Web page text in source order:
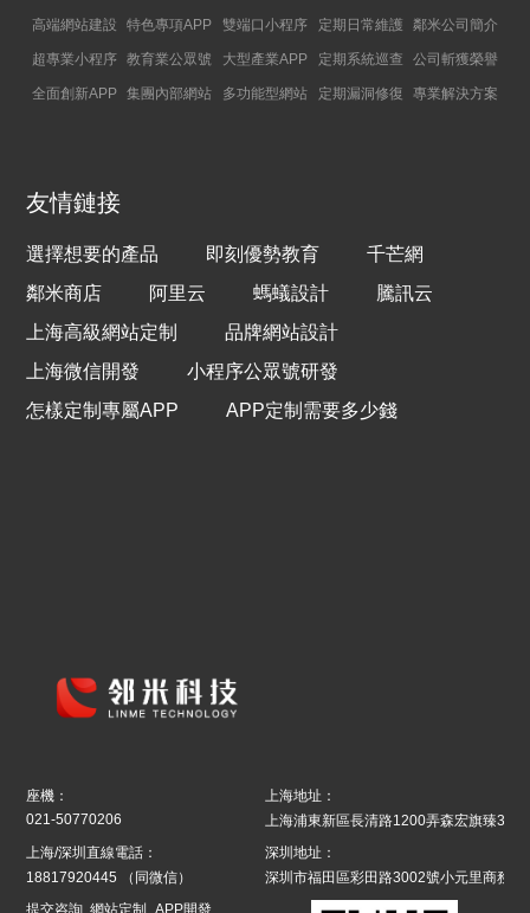
高端網站建設
超專業小程序
全面創新APP
特色專項APP
教育業公眾號
集團內部網站
雙端口小程序
大型產業APP
多功能型網站
定期日常維護
定期系統巡查
定期漏洞修復
鄰米公司簡介
公司斬獲榮譽
專業解決方案
友情鏈接
選擇想要的產品 即刻優勢教育
千芒網
鄰米商店
阿里云 螞蟻設計
騰訊云
上海高級網站定制
品牌網站設計
上海微信開發
小程序公眾號研發
怎樣定制專屬APP
APP定制需要多少錢
座機：
021-50770206
上海/深圳直線電話：
18817920445
（同微信）
上海地址：
上海浦東新區長清路1200弄森宏旗臻39
深圳地址：
深圳市福田區彩田路3002號小元里商務辦
提交咨詢 網站定制 APP開發